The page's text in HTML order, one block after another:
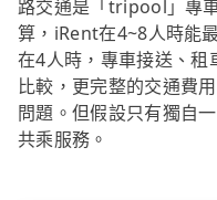
路交通是「tripool」專
算，iRent在4~8人時能
在4人時，專車接送、
比較，更完整的交通費
問題。但假設只有獨自
共乘服務。